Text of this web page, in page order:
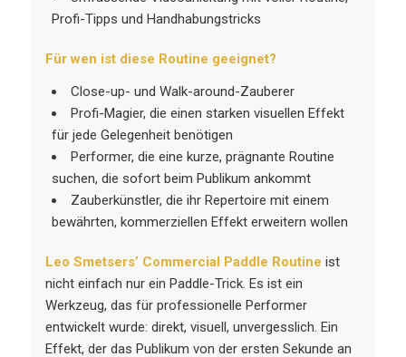
Profi-Tipps und Handhabungstricks
Für wen ist diese Routine geeignet?
Close-up- und Walk-around-Zauberer
Profi-Magier, die einen starken visuellen Effekt
für jede Gelegenheit benötigen
Performer, die eine kurze, prägnante Routine
suchen, die sofort beim Publikum ankommt
Zauberkünstler, die ihr Repertoire mit einem
bewährten, kommerziellen Effekt erweitern wollen
Leo Smetsers’ Commercial Paddle Routine ist
nicht einfach nur ein Paddle-Trick. Es ist ein
Werkzeug, das für professionelle Performer
entwickelt wurde: direkt, visuell, unvergesslich. Ein
Effekt, der das Publikum von der ersten Sekunde an